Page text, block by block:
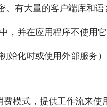
有大量的客户端库和语
并在应用程序不使用它
化时或使用外部服务）
模式，提供工作流来使